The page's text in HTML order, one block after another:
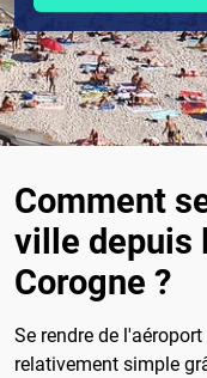
Comment
ville depuis
Corogne ?
Se rendre de
relativement simple